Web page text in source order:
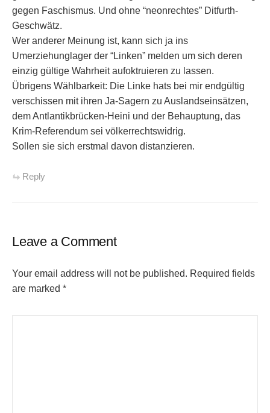
gegen Faschismus. Und ohne “neonrechtes” Ditfurth-
Geschwätz.
Wer anderer Meinung ist, kann sich ja ins
Umerziehunglager der “Linken” melden um sich deren
einzig gültige Wahrheit aufoktruieren zu lassen.
Übrigens Wählbarkeit: Die Linke hats bei mir endgültig
verschissen mit ihren Ja-Sagern zu Auslandseinsätzen,
dem Antlantikbrücken-Heini und der Behauptung, das
Krim-Referendum sei völkerrechtswidrig.
Sollen sie sich erstmal davon distanzieren.
Reply
Leave a Comment
Your email address will not be published. Required fields
are marked *